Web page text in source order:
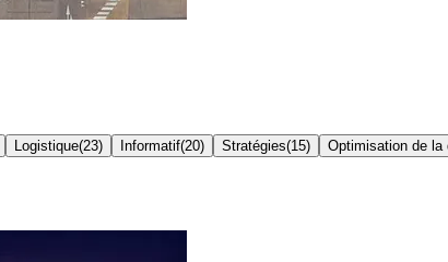
Logistique(23) Informatif(20) Stratégies(15) Optimisation de la